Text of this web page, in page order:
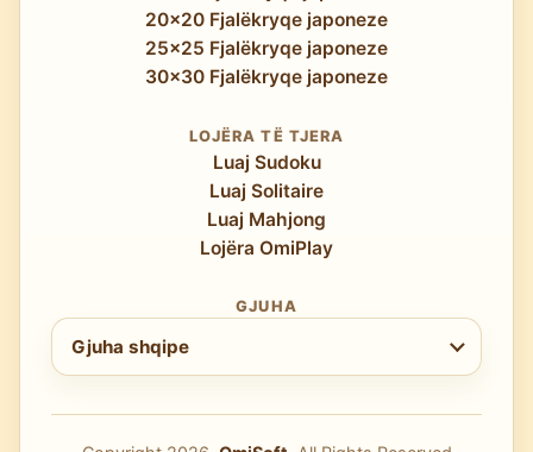
20x20 Fjalëkryqe japoneze
25x25 Fjalëkryqe japoneze
30x30 Fjalëkryqe japoneze
LOJËRA TË TJERA
Luaj Sudoku
Luaj Solitaire
Luaj Mahjong
Lojëra OmiPlay
GJUHA
Zgjidh gjuhën
Gjuha shqipe